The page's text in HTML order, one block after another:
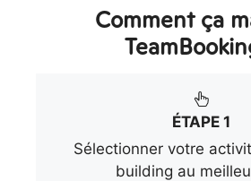
Comment ça
ÉTAPE 1
Sélectionner votre
building au